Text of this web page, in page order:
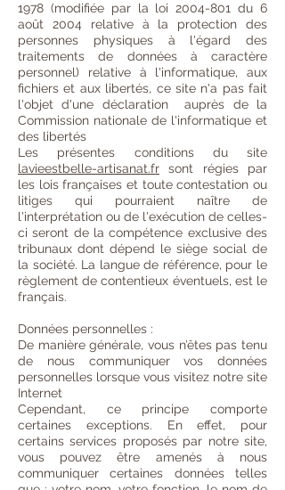
1978 (modifiée par la loi 2004-801 du 6
août 2004 relative à la protection des
personnes physiques à l'égard des
traitements de données à caractère
personnel) relative à l'informatique, aux
fichiers et aux libertés, ce site n'a pas fait
l'objet d'une déclaration auprès de la
Commission nationale de l'informatique et
des libertés
Les présentes conditions du site
lavieestbelle-artisanat.fr sont régies par
les lois françaises et toute contestation ou
litiges qui pourraient naître de
l'interprétation ou de l'exécution de celles-
ci seront de la compétence exclusive des
tribunaux dont dépend le siège social de
la société. La langue de référence, pour le
règlement de contentieux éventuels, est le
français.
Données personnelles :
De manière générale, vous n’êtes pas tenu
de nous communiquer vos données
personnelles lorsque vous visitez notre site
Internet
Cependant, ce principe comporte
certaines exceptions. En effet, pour
certains services proposés par notre site,
vous pouvez être amenés à nous
communiquer certaines données telles